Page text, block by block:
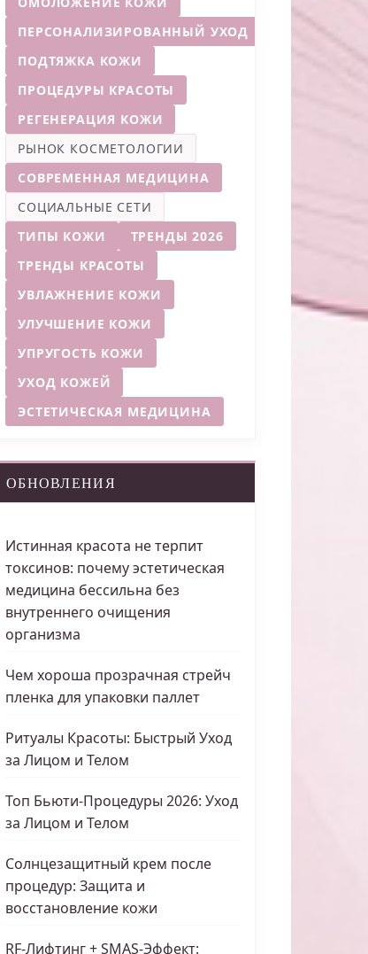
ПЕРСОНАЛИЗИРОВАННЫЙ УХОД
ПОДТЯЖКА КОЖИ
ПРОЦЕДУРЫ КРАСОТЫ
РЕГЕНЕРАЦИЯ КОЖИ
РЫНОК КОСМЕТОЛОГИИ
СОВРЕМЕННАЯ МЕДИЦИНА
СОЦИАЛЬНЫЕ СЕТИ
ТИПЫ КОЖИ
ТРЕНДЫ 2026
ТРЕНДЫ КРАСОТЫ
УВЛАЖНЕНИЕ КОЖИ
УЛУЧШЕНИЕ КОЖИ
УПРУГОСТЬ КОЖИ
УХОД КОЖЕЙ
ЭСТЕТИЧЕСКАЯ МЕДИЦИНА
ОБНОВЛЕНИЯ
Истинная красота не терпит
токсинов: почему эстетическая
медицина бессильна без
внутреннего очищения
организма
Чем хороша прозрачная стрейч
пленка для упаковки паллет
Ритуалы Красоты: Быстрый Уход
за Лицом и Телом
Топ Бьюти-Процедуры 2026: Уход
за Лицом и Телом
Солнцезащитный крем после
процедур: Защита и
восстановление кожи
RF-Лифтинг + SMAS-Эффект: